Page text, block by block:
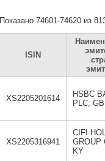
Показано 74601-74620 из
ISIN
XS2205201614
HSBC
PLC; GB
XS2205316941
CIFI
GROUP
KY